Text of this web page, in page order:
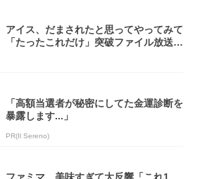
アイス、だまされたと思ってやってみて
「たったこれだけ」突破ファイル放送で
「高額当選者が秘密にしてた金運診断を
暴露します...」
PR(Il Sereno)